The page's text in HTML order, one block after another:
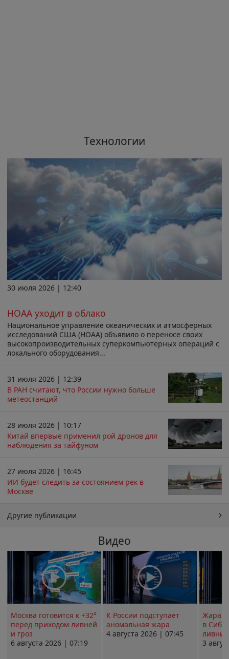
Технологии
30 июля 2026 | 12:40
НОАА уходит в облако
Национальное управление океанических и атмосферных
исследований США (НОАА) объявило о переносе своих
высокопроизводительных суперкомпьютерных операций с
локального оборудования...
31 июля 2026 | 12:39
В РАН считают, что России нужно больше
метеостанций
28 июля 2026 | 10:17
Китай впервые применил рой дронов для
наблюдения за тайфуном
27 июля 2026 | 16:45
ИИ будет следить за состоянием рек в
Москве
Другие публикации
Видео
Москва готовится к +32°
перед приходом ливней
и гроз
6 августа 2026 | 07:19
К России подступает
аномальная жара
4 августа 2026 | 07:45
Жара в
в
ливни
3